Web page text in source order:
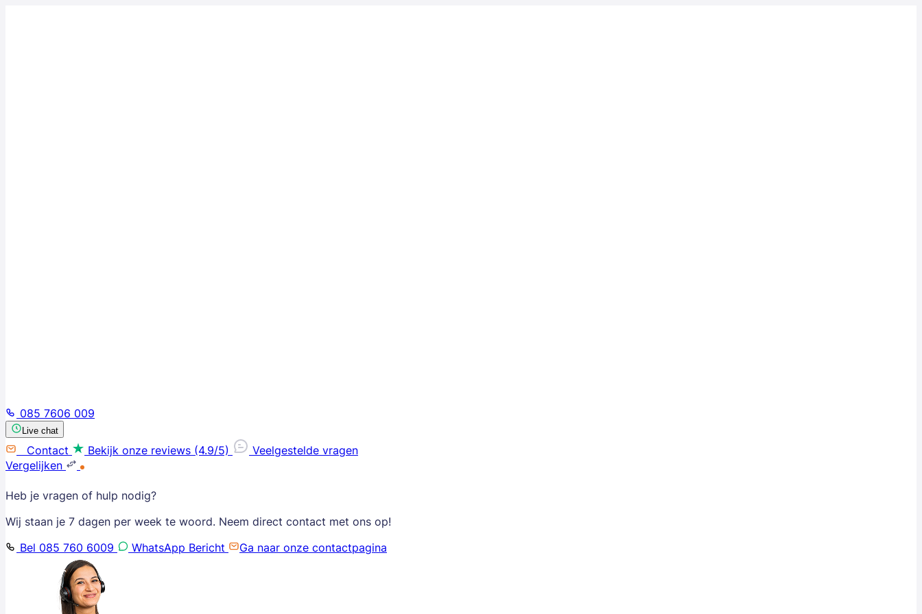
085 7606 009
Live chat
Contact Bekijk onze reviews (4.9/5)
Veelgestelde vragen
Vergelijken
Heb je vragen of hulp nodig?
Wij staan je 7 dagen per week te woord. Neem direct contact met ons op!
Bel 085 760 6009
WhatsApp Bericht Ga naar onze contactpagina